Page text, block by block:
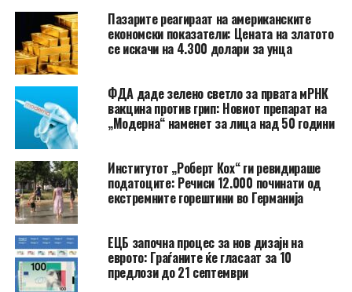
Пазарите реагираат на американските
економски показатели: Цената на златото
се искачи на 4.300 долари за унца
ФДА даде зелено светло за првата мРНК
вакцина против грип: Новиот препарат на
„Модерна“ наменет за лица над 50 години
Институтот „Роберт Кох“ ги ревидираше
податоците: Речиси 12.000 починати од
екстремните горештини во Германија
ЕЦБ започна процес за нов дизајн на
еврото: Граѓаните ќе гласаат за 10
предлози до 21 септември